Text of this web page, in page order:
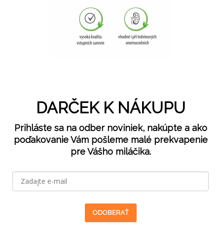
DARČEK K NÁKUPU
Prihláste sa na odber noviniek, nakúpte a ako
poďakovanie Vám pošleme malé prekvapenie
pre Vášho miláčika.
ODOBERAŤ